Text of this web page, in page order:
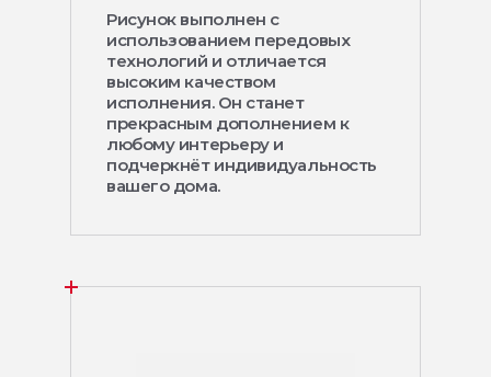
Рисунок выполнен с
использованием передовых
технологий и отличается
высоким качеством
исполнения. Он станет
прекрасным дополнением к
любому интерьеру и
подчеркнёт индивидуальность
вашего дома.